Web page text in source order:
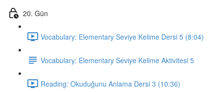
20. Gün
Vocabulary: Elementary Seviye Kelime Dersi 5 (8:04)
Vocabulary: Elementary Seviye Kelime Aktivitesi 5
Reading: Okuduğunu Anlama Dersi 3 (10:36)